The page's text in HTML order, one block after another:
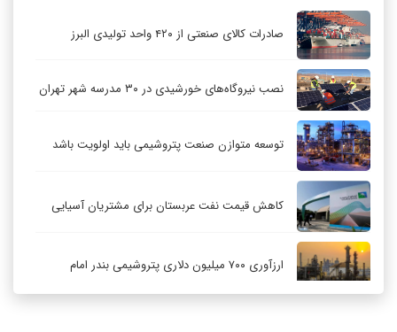
صادرات کالای صنعتی از ۴۲۰ واحد تولیدی البرز
نصب نیروگاه‌های خورشیدی در ۳۰ مدرسه شهر تهران
توسعه متوازن صنعت پتروشیمی باید اولویت باشد
کاهش قیمت نفت عربستان برای مشتریان آسیایی
ارزآوری ۷۰۰ میلیون دلاری پتروشیمی بندر امام